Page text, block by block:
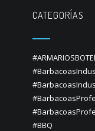
CATEGORÍAS
#BBQ